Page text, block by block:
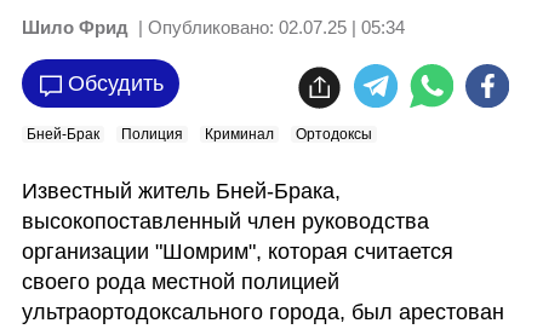
Шило Фрид | Опубликовано: 02.07.25 | 05:34
Обсудить
Бней-Брак Полиция Криминал Ортодоксы
Известный житель Бней-Брака,
высокопоставленный член руководства
организации "Шомрим", которая считается
своего рода местной полицией
ультраортодоксального города, был арестован